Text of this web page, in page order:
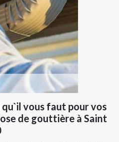
qu`il vous faut pour vos
de gouttière à Saint